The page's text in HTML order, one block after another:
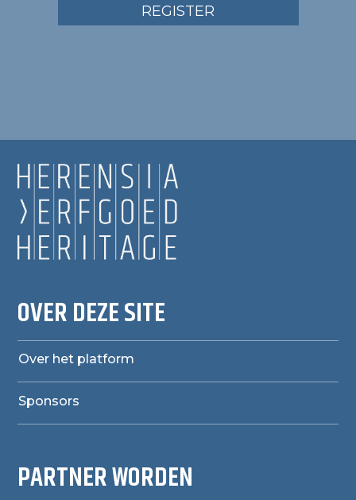
REGISTER
OVER DEZE SITE
Over het platform
Sponsors
PARTNER WORDEN